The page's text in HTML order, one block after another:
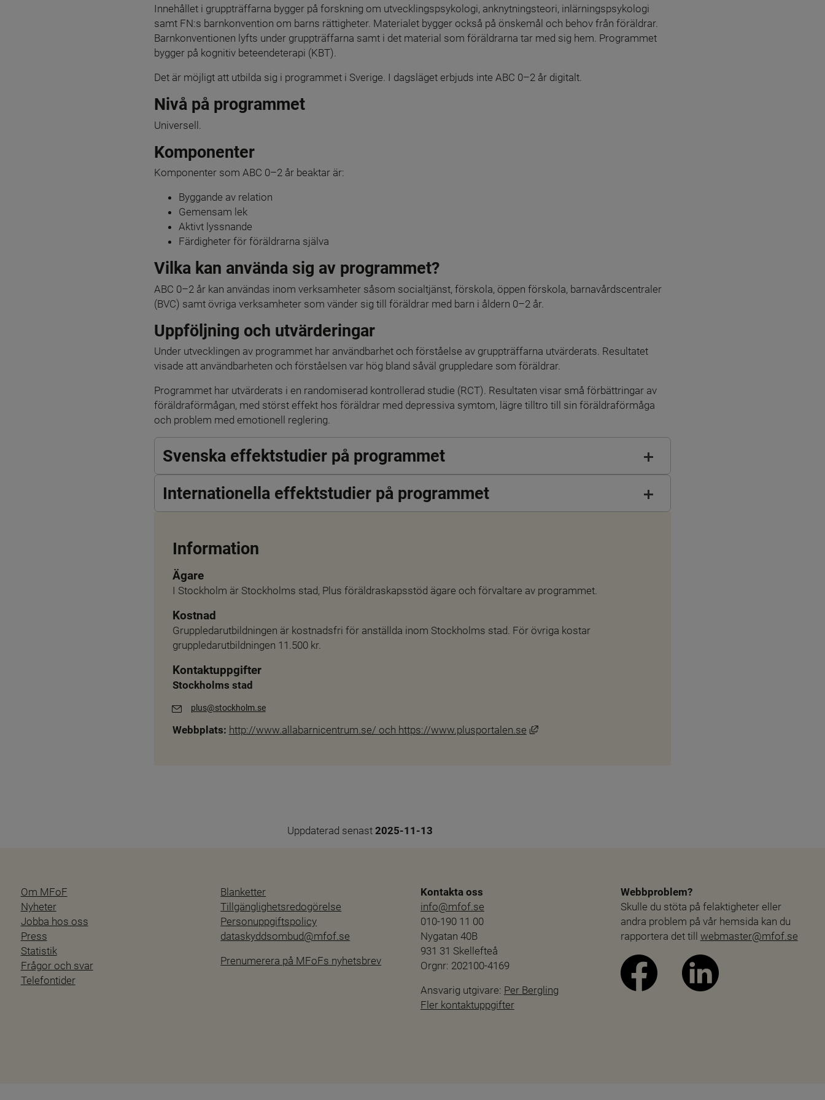
Innehållet i gruppträffarna bygger på forskning om utvecklingspsykologi, anknytningsteori, inlärningspsykologi
samt FN:s barnkonvention om barns rättigheter. Materialet bygger också på önskemål och behov från föräldrar.
Barnkonventionen lyfts under gruppträffarna samt i det material som föräldrarna tar med sig hem. Programmet
bygger på kognitiv beteendeterapi (KBT).
Det är möjligt att utbilda sig i programmet i Sverige. I dagsläget erbjuds inte ABC 0–2 år digitalt.
Nivå på programmet
Universell.
Komponenter
Komponenter som ABC 0–2 år beaktar är:
Byggande av relation
Gemensam lek
Aktivt lyssnande
Färdigheter för föräldrarna själva
Vilka kan använda sig av programmet?
ABC 0–2 år kan användas inom verksamheter såsom socialtjänst, förskola, öppen förskola, barnavårdscentraler
(BVC) samt övriga verksamheter som vänder sig till föräldrar med barn i åldern 0–2 år.
Uppföljning och utvärderingar
Under utvecklingen av programmet har användbarhet och förståelse av gruppträffarna utvärderats. Resultatet
visade att användbarheten och förståelsen var hög bland såväl gruppledare som föräldrar.
Programmet har utvärderats i en randomiserad kontrollerad studie (RCT). Resultaten visar små förbättringar av
föräldraförmågan, med störst effekt hos föräldrar med depressiva symtom, lägre tilltro till sin föräldraförmåga
och problem med emotionell reglering.
Svenska effektstudier på programmet
Internationella effektstudier på programmet
Information
Ägare
I Stockholm är Stockholms stad, Plus föräldraskapsstöd ägare och förvaltare av programmet.
Kostnad
Gruppledarutbildningen är kostnadsfri för anställda inom Stockholms stad. För övriga kostar
gruppledarutbildningen 11.500 kr.
Kontaktuppgifter
Stockholms stad
plus@stockholm.se
Webbplats: http://www.allabarnicentrum.se/ och https://www.plusportalen.se Länk till annan webbplats, öppnas i nytt fönster.
Uppdaterad senast 2025-11-13
Om MFoF
Nyheter
Jobba hos oss
Press
Statistik
Frågor och svar
Telefontider
Blanketter
Tillgänglighetsredogörelse
Personuppgiftspolicy
dataskyddsombud@mfof.se
Prenumerera på MFoFs nyhetsbrev
Kontakta oss
info@mfof.se
010-190 11 00
Nygatan 40B
931 31 Skellefteå
Orgnr: 202100-4169
Ansvarig utgivare: Per Bergling
Fler kontaktuppgifter
Webbproblem?
Skulle du stöta på felaktigheter eller
andra problem på vår hemsida kan du
rapportera det till webmaster@mfof.se